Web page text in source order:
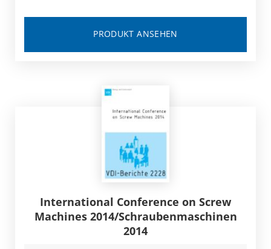
PRODUKT ANSEHEN
International Conference on Screw
Machines 2014/Schraubenmaschinen
2014